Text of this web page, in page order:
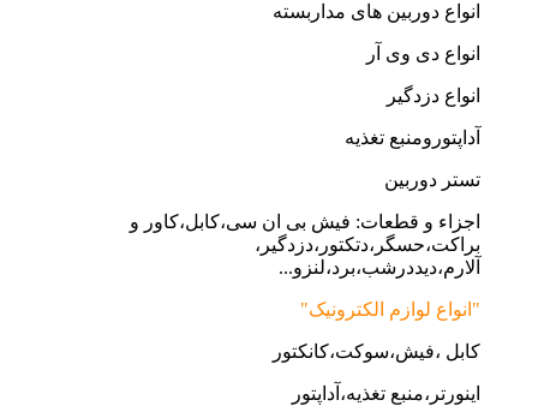
انواع دوربین های مداربسته
انواع دی وی آر
انواع دزدگیر
آداپتورومنبع تغذیه
تستر دوربین
اجزاء و قطعات: فیش بی ان سی،کابل،کاور و
براکت،حسگر،دتکتور،دزدگیر،
آلارم،دیددرشب،برد،لنزو...
"انواع لوازم الکترونیک"
کابل ،فیش،سوکت،کانکتور
اینورتر،منبع تغذیه،آداپتور